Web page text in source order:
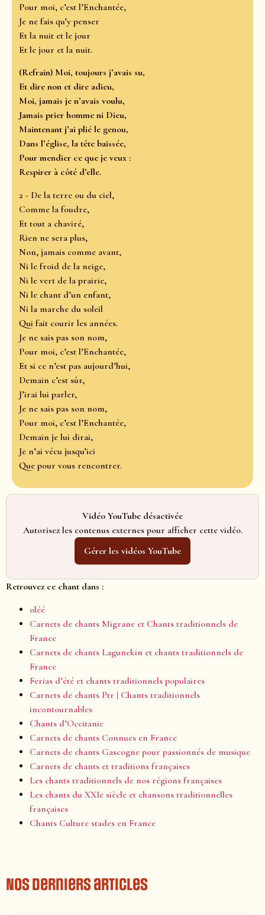
Pour moi, c’est l’Enchantée,
Je ne fais qu’y penser
Et la nuit et le jour
Et le jour et la nuit.
(Refrain) Moi, toujours j’avais su,
Et dire non et dire adieu,
Moi, jamais je n’avais voulu,
Jamais prier homme ni Dieu,
Maintenant j’ai plié le genou,
Dans l’église, la tête baissée,
Pour mendier ce que je veux :
Respirer à côté d’elle.
2 - De la terre ou du ciel,
Comme la foudre,
Et tout a chaviré,
Rien ne sera plus,
Non, jamais comme avant,
Ni le froid de la neige,
Ni le vert de la prairie,
Ni le chant d’un enfant,
Ni la marche du soleil
Qui fait courir les années.
Je ne sais pas son nom,
Pour moi, c’est l’Enchantée,
Et si ce n’est pas aujourd’hui,
Demain c’est sûr,
J’irai lui parler,
Je ne sais pas son nom,
Pour moi, c’est l’Enchantée,
Demain je lui dirai,
Je n’ai vécu jusqu’ici
Que pour vous rencontrer.
Vidéo YouTube désactivée
Autorisez les contenus externes pour afficher cette vidéo.
Gérer les vidéos YouTube
Retrouvez ce chant dans :
oléé
Carnets de chants Migrane et Chants traditionnels de
France
Carnets de chants Lagunekin et chants traditionnels de
France
Ferias d’été et chants traditionnels populaires
Carnets de chants Ptr | Chants traditionnels
incontournables
Chants d’Occitanie
Carnets de chants Connues en France
Carnets de chants Gascogne pour passionnés de musique
Carnets de chants et traditions françaises
Les chants traditionnels de nos régions françaises
Les chants du XXIe siècle et chansons traditionnelles
françaises
Chants Culture stades en France
Nos derniers articles